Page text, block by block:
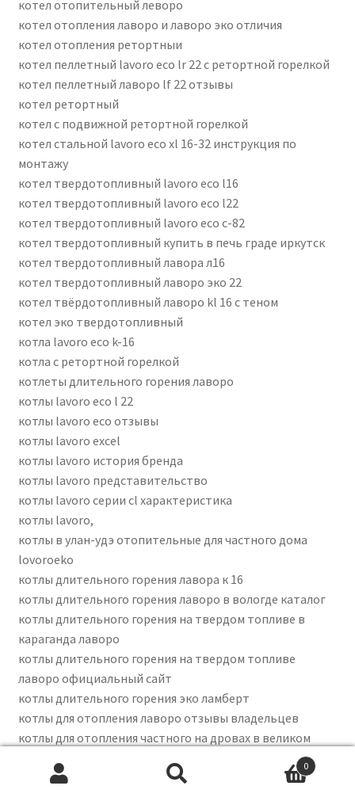
котел отопительный леворо
котел отопления лаворо и лаворо эко отличия
котел отопления ретортныи
котел пеллетный lavoro eco lr 22 с ретортной горелкой
котел пеллетный лаворо lf 22 отзывы
котел ретортный
котел с подвижной ретортной горелкой
котел стальной lavoro eco xl 16-32 инструкция по
монтажу
котел твердотопливный lavoro eco l16
котел твердотопливный lavoro eco l22
котел твердотопливный lavoro eco с-82
котел твердотопливный купить в печь граде иркутск
котел твердотопливный лавора л16
котел твердотопливный лаворо эко 22
котел твёрдотопливный лаворо kl 16 с теном
котел эко твердотопливный
котла lavoro eco k-16
котла с ретортной горелкой
котлеты длительного горения лаворо
котлы lavoro eco l 22
котлы lavoro eco отзывы
котлы lavoro excel
котлы lavoro история бренда
котлы lavoro представительство
котлы lavoro серии cl характеристика
котлы lavoro,
котлы в улан-удэ отопительные для частного дома
lovoroeko
котлы длительного горения лавора к 16
котлы длительного горения лаворо в вологде каталог
котлы длительного горения на твердом топливе в
караганда лаворо
котлы длительного горения на твердом топливе
лаворо официальный сайт
котлы длительного горения эко ламберт
котлы для отопления лаворо отзывы владельцев
котлы для отопления частного на дровах в великом
котлы и котельное оборудование москва
0